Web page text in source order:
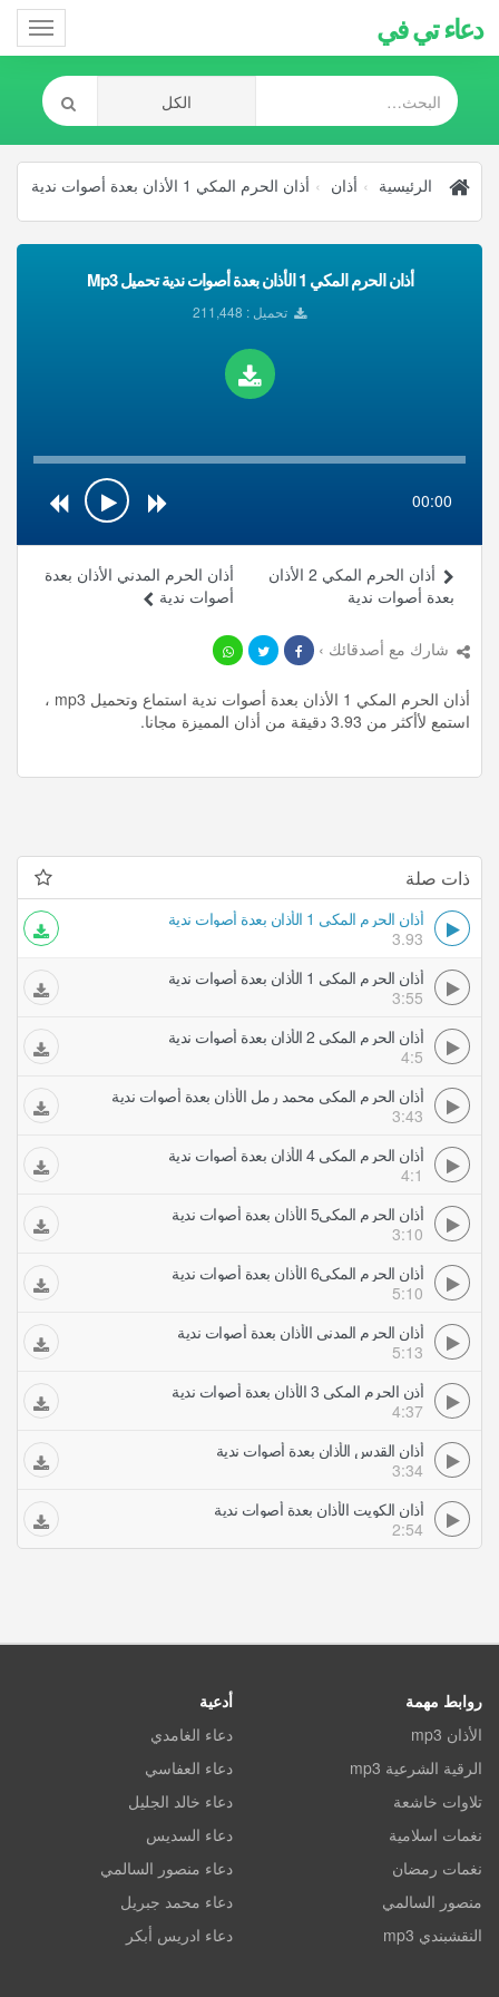
دعاء تي في
الرئيسية أذان أذان الحرم المكي 1 الأذان بعدة أصوات ندية
أذان الحرم المكي 1 الأذان بعدة أصوات ندية تحميل Mp3
تحميل : 211,448
00:00
أذان الحرم المدني الأذان بعدة
أصوات ندية
أذان الحرم المكي 2 الأذان
بعدة أصوات ندية
شارك مع أصدقائك ›
أذان الحرم المكي 1 الأذان بعدة أصوات ندية استماع وتحميل mp3 ،
استمع لأأكثر من 3.93 دقيقة من أذان المميزة مجانا.
ذات صلة
أذان الحرم المكي 1 الأذان بعدة أصوات ندية
3.93
أذان الحرم المكي 1 الأذان بعدة أصوات ندية
3:55
أذان الحرم المكي 2 الأذان بعدة أصوات ندية
4:5
أذان الحرم المكي محمد رمل الأذان بعدة أصوات ندية
3:43
أذان الحرم المكي 4 الأذان بعدة أصوات ندية
4:1
أذان الحرم المكي5 الأذان بعدة أصوات ندية
3:10
أذان الحرم المكي6 الأذان بعدة أصوات ندية
5:10
أذان الحرم المدني الأذان بعدة أصوات ندية
5:13
أذن الحرم المكي 3 الأذان بعدة أصوات ندية
4:37
أذان القدس الأذان بعدة أصوات ندية
3:34
أذان الكويت الأذان بعدة أصوات ندية
2:54
روابط مهمة
الأذان mp3
الرقية الشرعية mp3
تلاوات خاشعة
نغمات اسلامية
نغمات رمضان
منصور السالمي
النقشبندي mp3
أدعية
دعاء الغامدي
دعاء العفاسي
دعاء خالد الجليل
دعاء السديس
دعاء منصور السالمي
دعاء محمد جبريل
دعاء ادريس أبكر